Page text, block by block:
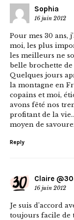
Sophia
16 juin 2012
Pour mes 30 ans,
moi, les plus
les meilleurs ne
belle brochette de
Quelques jours
la montagne en
copains et moi,
avons fêté nos
profitant de la
moyen de
Reply
Claire
16 juin 2012
Je suis d’accord
toujours facile de